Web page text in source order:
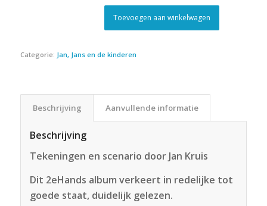
Toevoegen aan winkelwagen
Categorie: Jan, Jans en de kinderen
Beschrijving Aanvullende informatie
Beschrijving
Tekeningen en scenario door Jan Kruis
Dit 2eHands album verkeert in redelijke tot
goede staat, duidelijk gelezen.